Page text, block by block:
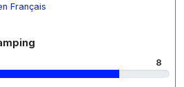
Français
8